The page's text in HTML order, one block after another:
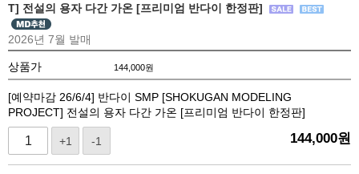
T] 전설의 용자 다간 가온 [프리미엄 반다이 한정판]
2026년 7월 발매
상품가 144,000원
[예약마감 26/6/4] 반다이 SMP [SHOKUGAN MODELING
PROJECT] 전설의 용자 다간 가온 [프리미엄 반다이 한정판]
+1 -1 144,000원